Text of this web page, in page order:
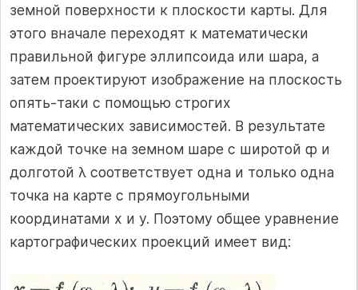
земной поверхности к плоскости карты. Для
этого вначале переходят к математически
правильной фигуре эллипсоида или шара, а
затем проектируют изображение на плоскость
опять-таки с помощью строгих
математических зависимостей. В результате
каждой точке на земном шаре с широтой ȹ и
долготой λ соответствует одна и только одна
точка на карте с прямоугольными
координатами х и у. Поэтому общее уравнение
картографических проекций имеет вид: